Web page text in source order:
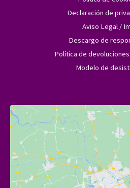
Declaración de
Aviso Legal /
Descargo de
Política de
Modelo de